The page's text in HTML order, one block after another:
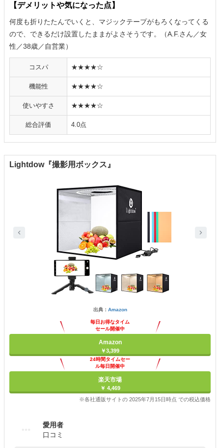
【デメリットや気になった点】
何度も折りたたんでいくと、マジックテープがもろくなってくる
ので、できるだけ設置したままがよさそうです。（A.F.さん／女
性／38歳／自営業）
コスパ ★★★★☆
機能性 ★★★★☆
使いやすさ ★★★★☆
総合評価 4.0点
Lightdow『撮影用ボックス』
出典： Amazon
毎日お得なタイム
セール開催中
Amazon
￥3,399
24時間タイムセー
ル毎日開催中
楽天市場
￥ 4,469
※各社通販サイトの 2025年7月15日時点 での税込価格
愛用者
口コミ